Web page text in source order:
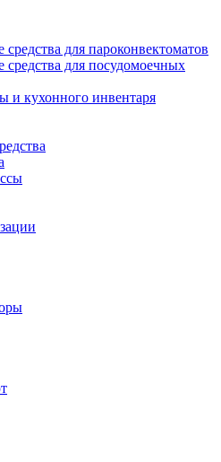
для пароконвектоматов
для посудомоечных
и кухонного инвентаря